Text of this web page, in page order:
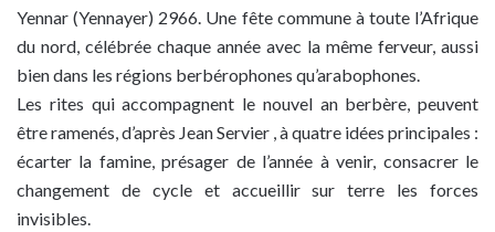
Yennar (Yennayer) 2966. Une fête commune à toute l’Afrique
du nord, célébrée chaque année avec la même ferveur, aussi
bien dans les régions berbérophones qu’arabophones.
Les rites qui accompagnent le nouvel an berbère, peuvent
être ramenés, d’après Jean Servier , à quatre idées principales :
écarter la famine, présager de l’année à venir, consacrer le
changement de cycle et accueillir sur terre les forces
invisibles.